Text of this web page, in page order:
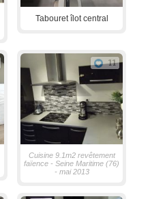
Tabouret îlot central
11
Cuisine 9.1m2 revêtement
faïence - Seine Maritime (76)
- mai 2013